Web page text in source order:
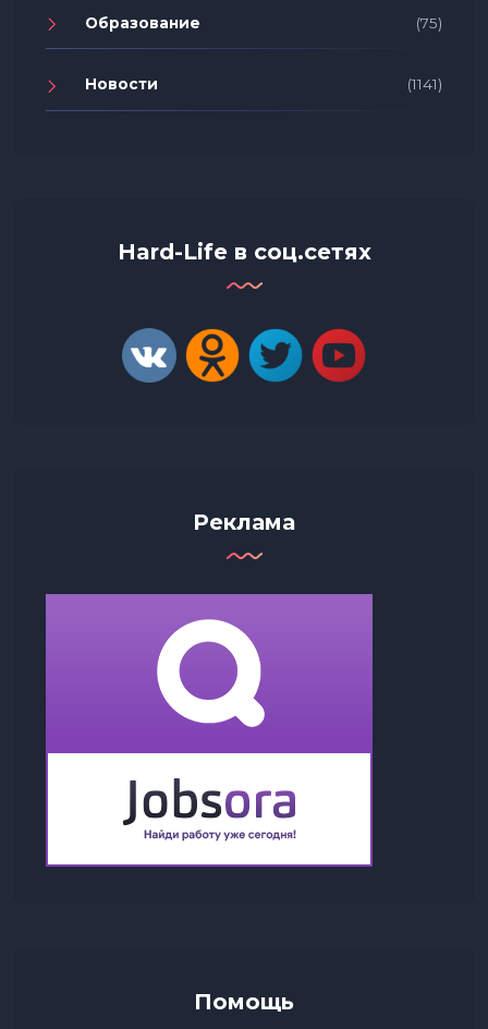
Образование (75)
Новости (1141)
Hard-Life в соц.сетях
Реклама
Помощь